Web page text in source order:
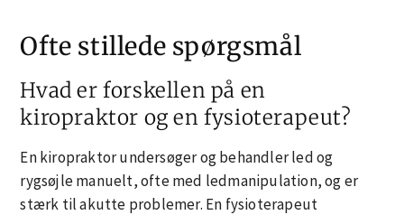
Ofte stillede spørgsmål
Hvad er forskellen på en
kiropraktor og en fysioterapeut?
En kiropraktor undersøger og behandler led og
rygsøjle manuelt, ofte med ledmanipulation, og er
stærk til akutte problemer. En fysioterapeut